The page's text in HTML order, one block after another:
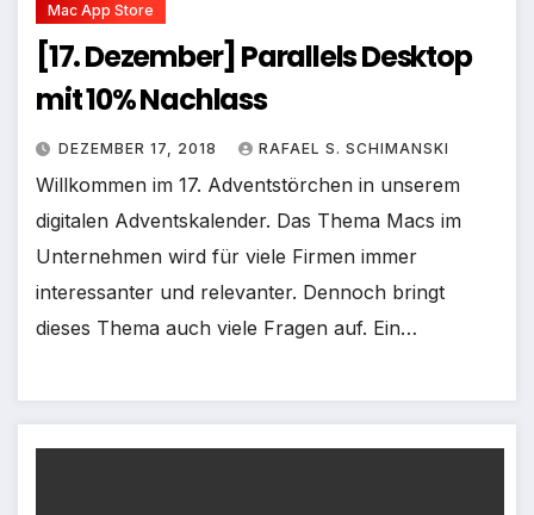
Mac App Store
[17. Dezember] Parallels Desktop
mit 10% Nachlass
DEZEMBER 17, 2018 RAFAEL S. SCHIMANSKI
Willkommen im 17. Adventstörchen in unserem
digitalen Adventskalender. Das Thema Macs im
Unternehmen wird für viele Firmen immer
interessanter und relevanter. Dennoch bringt
dieses Thema auch viele Fragen auf. Ein…